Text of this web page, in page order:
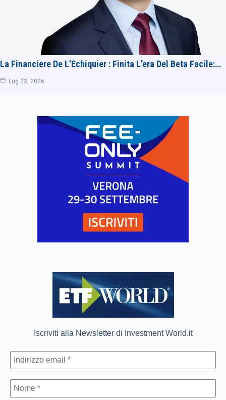
La Financiere De L’Echiquier : Finita L’era Del Beta Facile:…
Lug 23, 2026
Iscriviti alla Newsletter di Investment World.it